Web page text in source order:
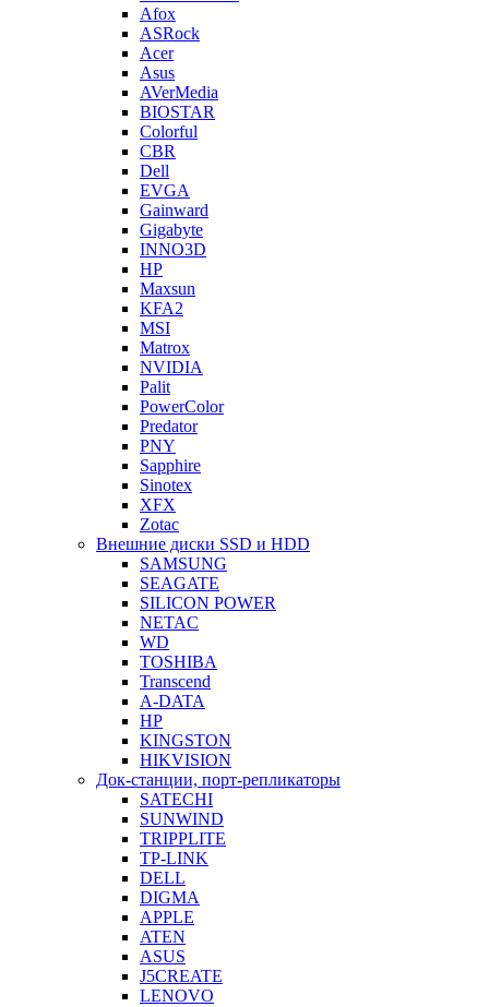
Afox
ASRock
Acer
Asus
AVerMedia
BIOSTAR
Colorful
CBR
Dell
EVGA
Gainward
Gigabyte
INNO3D
HP
Maxsun
KFA2
MSI
Matrox
NVIDIA
Palit
PowerColor
Predator
PNY
Sapphire
Sinotex
XFX
Zotac
Внешние диски SSD и HDD
SAMSUNG
SEAGATE
SILICON POWER
NETAC
WD
TOSHIBA
Transcend
A-DATA
HP
KINGSTON
HIKVISION
Док-станции, порт-репликаторы
SATECHI
SUNWIND
TRIPPLITE
TP-LINK
DELL
DIGMA
APPLE
ATEN
ASUS
J5CREATE
LENOVO